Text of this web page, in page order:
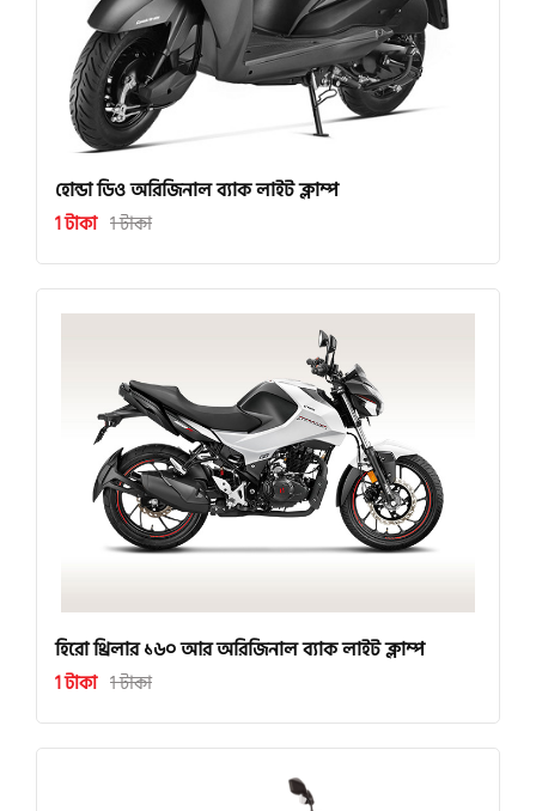
হোন্ডা ডিও অরিজিনাল ব্যাক লাইট ক্লাম্প
1 টাকা 1 টাকা
হিরো থ্রিলার ১৬০ আর অরিজিনাল ব্যাক লাইট ক্লাম্প
1 টাকা 1 টাকা